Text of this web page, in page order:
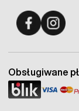
Obsługiwane